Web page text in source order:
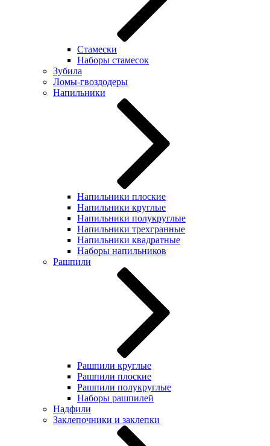
Стамески
Наборы стамесок
Зубила
Ломы-гвоздодеры
Напильники
Напильники плоские
Напильники круглые
Напильники полукруглые
Напильники трехгранные
Напильники квадратные
Наборы напильников
Рашпили
Рашпили круглые
Рашпили плоские
Рашпили полукруглые
Наборы рашпилей
Надфили
Заклепочники и заклепки